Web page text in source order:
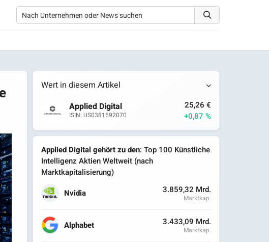
Wert in diesem Artikel
Applied Digital
ISIN: US0381692070
25,26 €
+0,87 %
Applied Digital gehört zu den: Top 100 Künstliche
Intelligenz Aktien Weltweit (nach
Marktkapitalisierung)
Nvidia
3.859,32 Mrd.
Marktkap.
Alphabet 3.433,09 Mrd.
Marktkap.